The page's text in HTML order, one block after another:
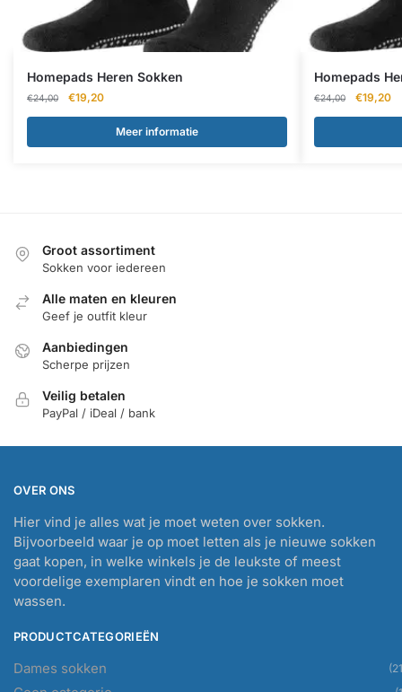
Homepads Heren Sokken
€24,00
Oorspronkelijke
prijs
€24,00.
€19,20Huidige
prijs
€19,20.
Meer informatie
Homepads
€24,00
prijs
€24,00.
€19,20
Groot assortiment
Sokken voor iedereen
Alle maten en kleuren
Geef je outfit kleur
Aanbiedingen
Scherpe prijzen
Veilig betalen
PayPal / iDeal / bank
OVER ONS
Hier vind je alles wat je moet weten over sokken.
Bijvoorbeeld waar je op moet letten als je nieuwe sokken
gaat kopen, in welke winkels je de leukste of meest
voordelige exemplaren vindt en hoe je sokken moet
wassen.
PRODUCTCATEGORIEËN
Dames sokken